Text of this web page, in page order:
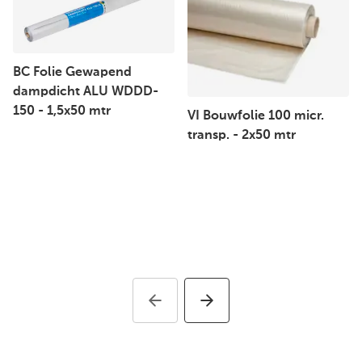
BC Folie Gewapend
dampdicht ALU WDDD-
150 - 1,5x50 mtr
VI Bouwfolie 100 micr.
transp. - 2x50 mtr